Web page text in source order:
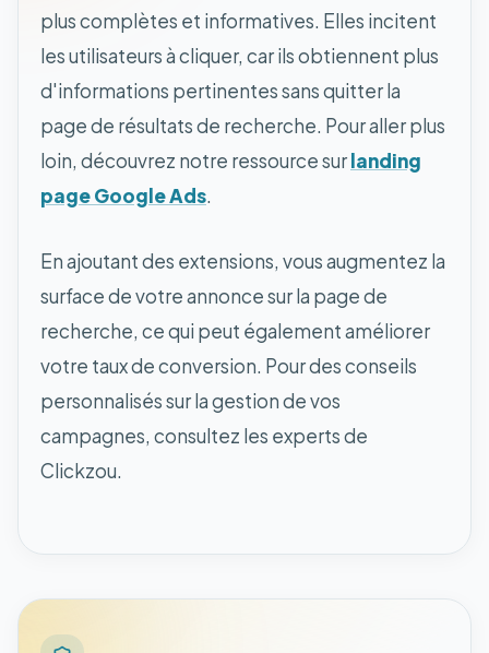
plus complètes et informatives. Elles incitent
les utilisateurs à cliquer, car ils obtiennent plus
d'informations pertinentes sans quitter la
page de résultats de recherche. Pour aller plus
loin, découvrez notre ressource surlanding
page Google Ads.
En ajoutant des extensions, vous augmentez la
surface de votre annonce sur la page de
recherche, ce qui peut également améliorer
votre taux de conversion. Pour des conseils
personnalisés sur la gestion de vos
campagnes, consultez les experts de
Clickzou.